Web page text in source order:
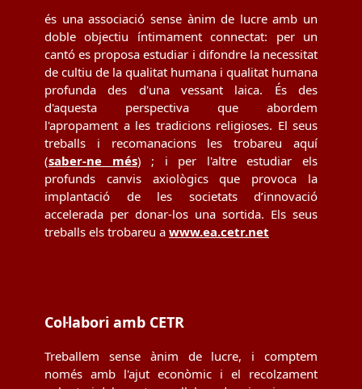
és una associació sense ànim de lucre amb un
doble objectiu íntimament connectat: per un
cantó es proposa estudiar i difondre la necessitat
de cultiu de la qualitat humana i qualitat humana
profunda des d'una vessant laica. És des
d'aquesta perspectiva que abordem
l'apropament a les tradicions religioses. El seus
treballs i recomanacions les trobareu aquí
(saber-ne més) ; i per l'altre estudiar els
profunds canvis axiològics que provoca la
implantació de les societats d’innovació
accelerada per donar-los una sortida. Els seus
treballs els trobareu a www.ea.cetr.net
Col·labori amb CETR
Treballem sense ànim de lucre, i comptem
només amb l'ajut econòmic i el recolzament